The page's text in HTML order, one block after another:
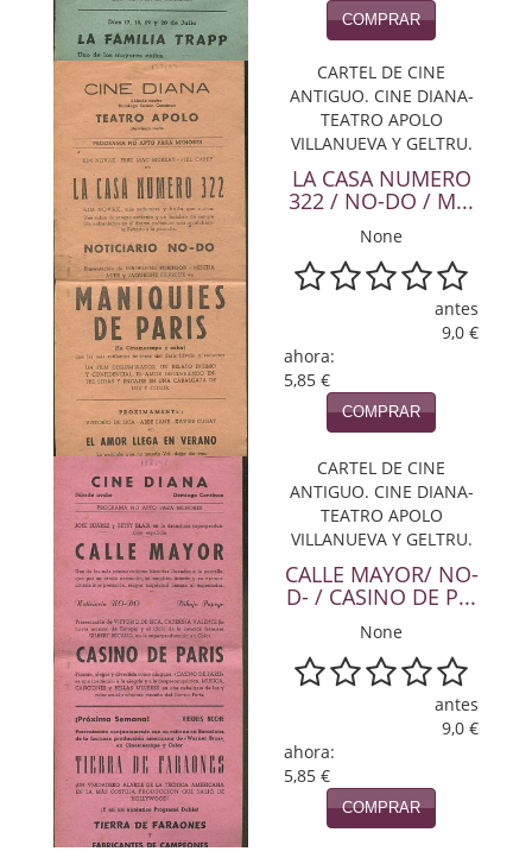
COMPRAR
CARTEL DE CINE
ANTIGUO. CINE DIANA-
TEATRO APOLO
VILLANUEVA Y GELTRU.
LA CASA NUMERO
322 / NO-DO / M...
None
antes
9,0 €
ahora:
5,85 €
COMPRAR
CARTEL DE CINE
ANTIGUO. CINE DIANA-
TEATRO APOLO
VILLANUEVA Y GELTRU.
CALLE MAYOR/ NO-
D- / CASINO DE P...
None
antes
9,0 €
ahora:
5,85 €
COMPRAR